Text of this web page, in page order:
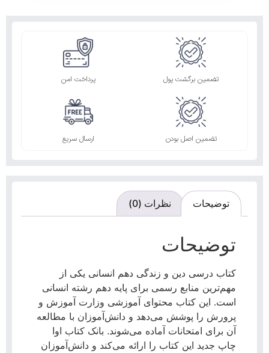
تضمین برگشت پول پرداخت امن
تضمین اصل بودن ارسال سریع
توضیحات نظرات (0)
توضیحات
کتاب درسی دین و زندگی دهم انسانی یکی از
مهم‌ترین منابع رسمی برای پایه دهم رشته انسانی
است. این کتاب محتوای آموزشی وزارت آموزش و
پرورش را پوشش می‌دهد و دانش‌آموزان با مطالعه
آن برای امتحانات آماده می‌شوند. بانک کتاب اوا
چاپ جدید این کتاب را ارائه می‌کند و دانش‌آموزان